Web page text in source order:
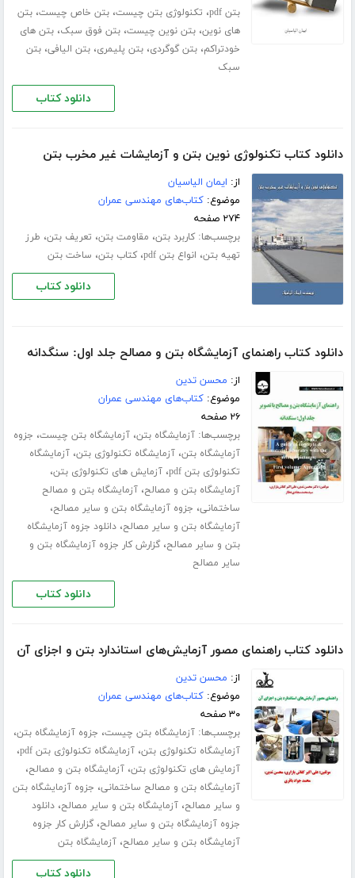
بتن pdf
، تکنولوژی بتن چیست،بتن خاص چیست،بتن
های نوین،بتن نوین چیست،بتن فوق سبک،بتن های
خودتراکم،بتن گوگردی،بتن پلیمری،بتن الیافی،بتن
سبک
دانلود کتاب
دانلود کتاب تکنولوژی نوین بتن و آزمایشات غیر مخرب بتن
از: ایمان الیاسیان
موضوع:کتاب‌های مهندسی عمران
۲۷۴ صفحه
برچسب‌ها:کاربرد بتن، مقاومت بتن، تعریف بتن، طرز
تهیه بتن، انواع بتن pdf ،کتاب بتن، ساخت بتن
دانلود کتاب
دانلود کتاب راهنمای آزمایشگاه بتن و مصالح جلد اول: سنگدانه
از: محسن تدین
موضوع:کتاب‌های مهندسی عمران
۲۶ صفحه
برچسب‌ها:آزمایشگاه بتن،آزمایشگاه بتن چیست، جزوه
آزمایشگاه بتن،آزمایشگاه تکنولوژی بتن،آزمایشگاه
تکنولوژی بتن pdf
،آزمایش های تکنولوژی بتن،
آزمایشگاه بتن و مصالح،آزمایشگاه بتن و مصالح
ساختمانی، جزوه آزمایشگاه بتن و سایر مصالح،
آزمایشگاه بتن و سایر مصالح،دانلود جزوه آزمایشگاه
بتن و سایر مصالح،گزارش کار جزوه آزمایشگاه بتن و
سایر مصالح
دانلود کتاب
دانلود کتاب راهنمای مصور آزمایش‌های استاندارد بتن و اجزای آن
از: محسن تدین
موضوع:کتاب‌های مهندسی عمران
۳۰ صفحه
برچسب‌ها:آزمایشگاه بتن چیست، جزوه آزمایشگاه بتن،
آزمایشگاه تکنولوژی بتن،آزمایشگاه تکنولوژی بتن pdf ،
آزمایش های تکنولوژی بتن،آزمایشگاه بتن و مصالح،
آزمایشگاه بتن و مصالح ساختمانی، جزوه آزمایشگاه بتن
و سایر مصالح،آزمایشگاه بتن و سایر مصالح،دانلود
جزوه آزمایشگاه بتن و سایر مصالح،گزارش کار جزوه
آزمایشگاه بتن و سایر مصالح،آزمایشگاه بتن
دانلود کتاب